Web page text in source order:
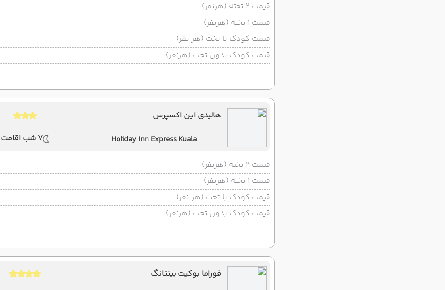
قیمت 2 تخته (هرنفر)
قیمت 1 تخته (هرنفر)
قیمت کودک با تخت (هر نفر)
قیمت کودک بدون تخت (هرنفر)
هالیدی این اکسپرس
Holiday Inn Express Kuala
7 شب اقامت
قیمت 2 تخته (هرنفر)
قیمت 1 تخته (هرنفر)
قیمت کودک با تخت (هر نفر)
قیمت کودک بدون تخت (هرنفر)
فوراما بوکیت بینتانگ